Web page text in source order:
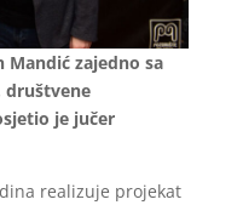
Mandić zajedno sa
društvene
je jučer
realizuje projekat